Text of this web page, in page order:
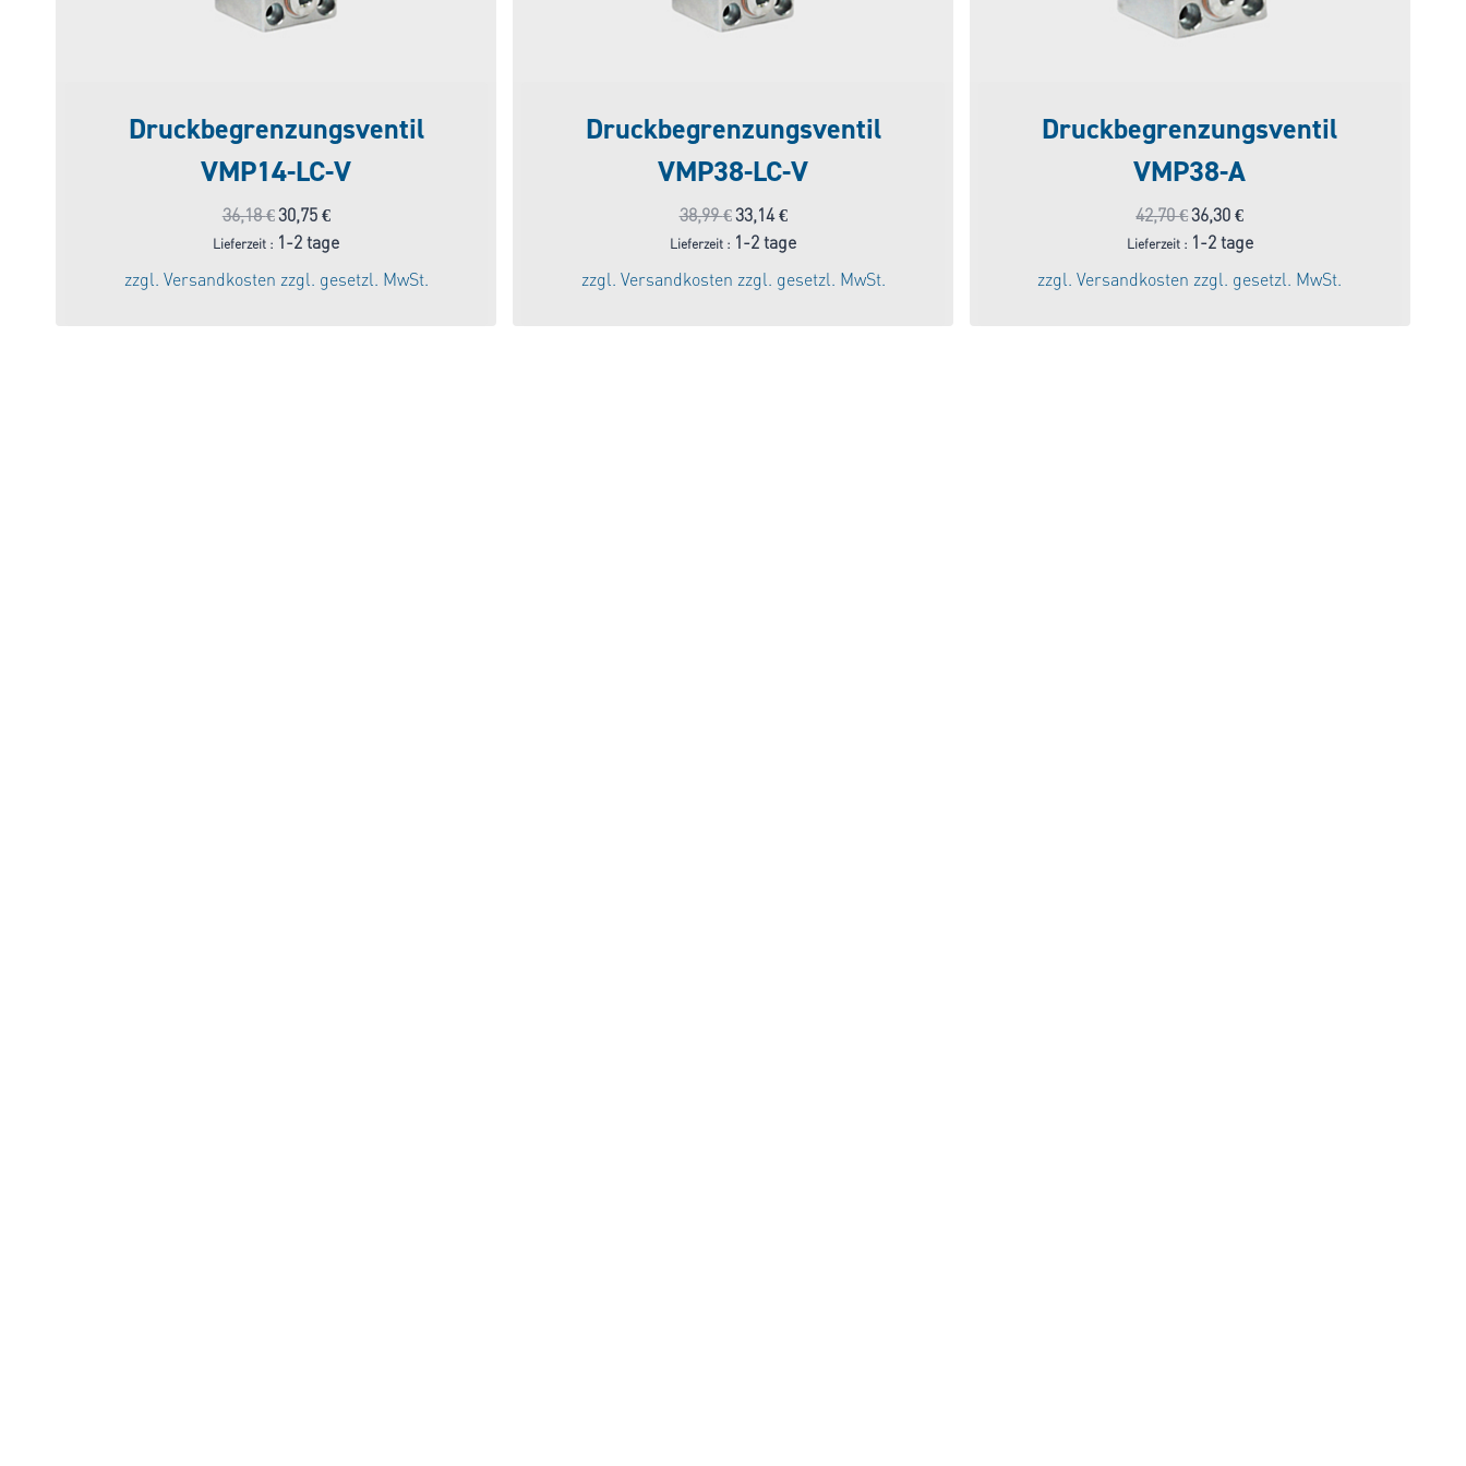
Druckbegrenzungsventil
VMP14-LC-V
36,18€Ursprünglicher
Preis
war:
36,18 €
30,75 €Aktueller
Preis
Lieferzeit : 1-2 tage
zzgl. Versandkosten zzgl. gesetzl. MwSt.
Druckbegrenzungsventil
VMP38-LC-V
38,99€Ursprünglicher
Preis
war:
38,99 €
33,14€Aktueller
Preis
Lieferzeit : 1-2 tage
zzgl. Versandkosten zzgl. gesetzl. MwSt.
Druckbegrenzungsventil
VMP38-A
42,70€Ursprünglicher
Preis
war:
42,70 €
36,30€Aktueller
Preis
Lieferzeit : 1-2 tage
zzgl.Versandkosten zzgl. gesetzl. MwSt.